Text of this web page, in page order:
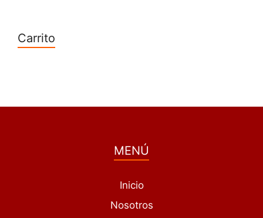
Carrito
MENÚ
Inicio
Nosotros